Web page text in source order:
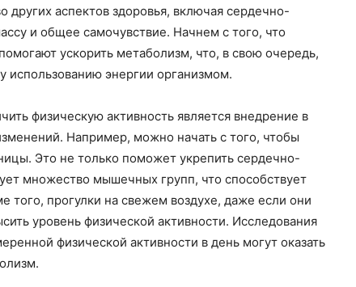
других аспектов здоровья, включая сердечно-
и общее самочувствие. Начнем с того, что
ускорить метаболизм, что, в свою очередь,
использованию энергии организмом.
физическую активность является внедрение в
Например, можно начать с того, чтобы
Это не только поможет укрепить сердечно-
множество мышечных групп, что способствует
прогулки на свежем воздухе, даже если они
уровень физической активности. Исследования
физической активности в день могут оказать